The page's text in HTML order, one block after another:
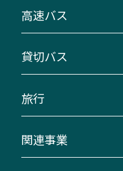
主要停留所案内図・
路線バスのご利用方法
三重交通接近情報バ
ダイヤ改正情報
迂回・休止について
臨時バスについて
高速バス
南紀・VISON～横浜
伊賀～名古屋
南紀～VISON～名古屋
湯の山温泉～名古屋
貸切バス
貸切バスのご利用に
お問い合わせ
旅行
貸切バス団体旅行
関連事業